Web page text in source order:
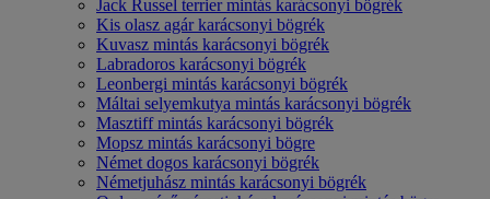
Jack Russel terrier mintás karácsonyi bögrék
Kis olasz agár karácsonyi bögrék
Kuvasz mintás karácsonyi bögrék
Labradoros karácsonyi bögrék
Leonbergi mintás karácsonyi bögrék
Máltai selyemkutya mintás karácsonyi bögrék
Masztiff mintás karácsonyi bögrék
Mopsz mintás karácsonyi bögre
Német dogos karácsonyi bögrék
Németjuhász mintás karácsonyi bögrék